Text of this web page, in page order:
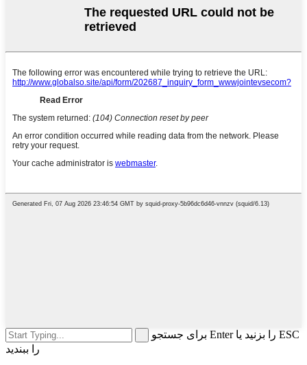
برای جستجو Enter را بزنید یا ESC
را ببندید